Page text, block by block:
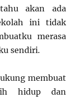
akan ada
ini tidak
merasa
sendiri.
membuat
hidup dan